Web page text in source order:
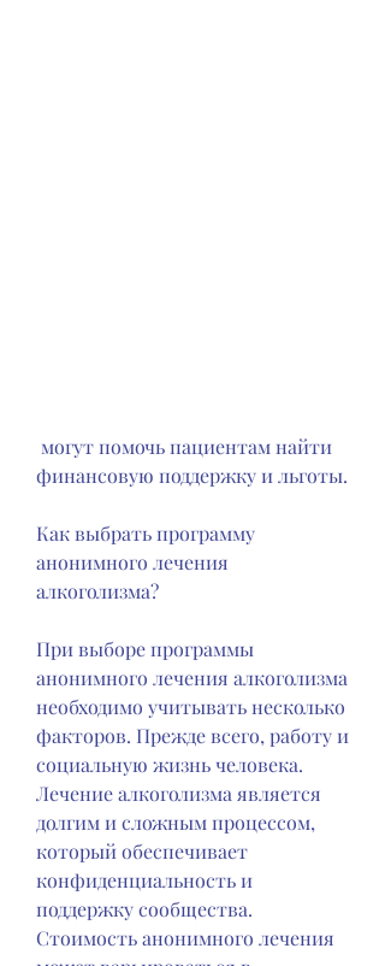
финансовую поддержку и льготы.
Как выбрать программу
анонимного лечения
алкоголизма?
При выборе программы
анонимного лечения алкоголизма
необходимо учитывать несколько
факторов. Прежде всего, работу и
социальную жизнь человека.
Лечение алкоголизма является
долгим и сложным процессом,
который обеспечивает
конфиденциальность и
поддержку сообщества.
Стоимость анонимного лечения